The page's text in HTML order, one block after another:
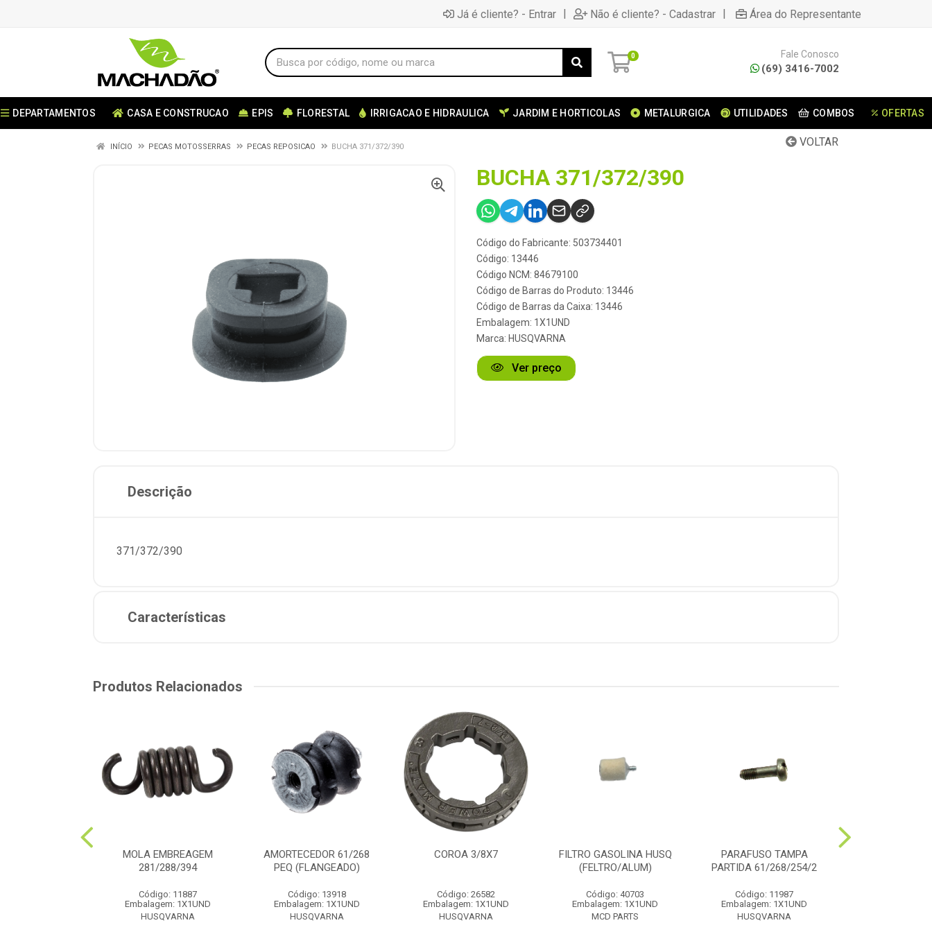
Já é cliente? - Entrar | Não é cliente? - Cadastrar | Área do Representante
0 Fale Conosco
(69) 3416-7002
DEPARTAMENTOS CASA E CONSTRUCAO EPIS FLORESTAL IRRIGACAO E HIDRAULICA JARDIM E HORTICOLAS METALURGICA UTILIDADES COMBOS OFERTAS
VOLTAR
INÍCIO PECAS MOTOSSERRAS PECAS REPOSICAO BUCHA 371/372/390
BUCHA 371/372/390
Código do Fabricante: 503734401
Código: 13446
Código NCM: 84679100
Código de Barras do Produto: 13446
Código de Barras da Caixa: 13446
Embalagem: 1X1UND
Marca: HUSQVARNA
Ver preço
Descrição
371/372/390
Características
Produtos Relacionados
MOLA EMBREAGEM
281/288/394
Código: 11887
Embalagem: 1X1UND
HUSQVARNA
AMORTECEDOR 61/268
PEQ (FLANGEADO)
Código: 13918
Embalagem: 1X1UND
HUSQVARNA
COROA 3/8X7
Código: 26582
Embalagem: 1X1UND
HUSQVARNA
FILTRO GASOLINA HUSQ
(FELTRO/ALUM)
Código: 40703
Embalagem: 1X1UND
MCD PARTS
PARAFUSO TAMPA
PARTIDA 61/268/254/2
Código: 11987
Embalagem: 1X1UND
HUSQVARNA